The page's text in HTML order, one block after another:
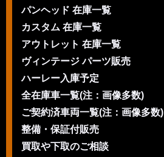
パンヘッド 在庫一覧
カスタム 在庫一覧
アウトレット 在庫一覧
ヴィンテージ パーツ販売
ハーレー入庫予定
全在庫車一覧(注：画像多数)
ご契約済車両一覧(注：画像多数)
整備・保証付販売
買取や下取のご相談